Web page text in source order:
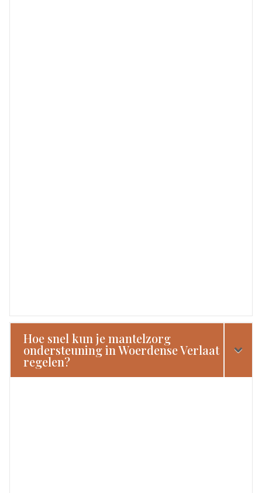
Hoe snel kun je mantelzorg
ondersteuning in Woerdense Verlaat
regelen?